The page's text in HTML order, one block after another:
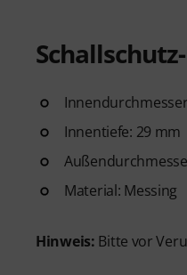
Innentiefe: 29 mm
Material: Messing
Hinweis: Bitte vor